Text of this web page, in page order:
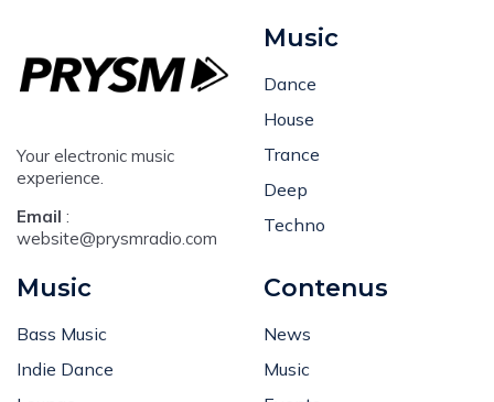
Your electronic music
Email:
Deep
Bass Music